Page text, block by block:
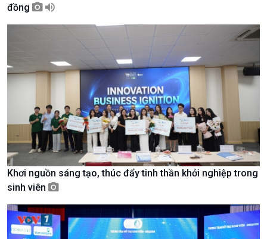
Văn hoá & Du lịch
Tin Văn hoá & Du lịch
Chát với người nổi tiếng
Câu chuyện Thể thao
Multimedia
Ảnh
Video
Infographic
E-Magazine
đồng
Khơi nguồn sáng tạo, thúc đẩy tinh thần khởi nghiệp trong
sinh viên